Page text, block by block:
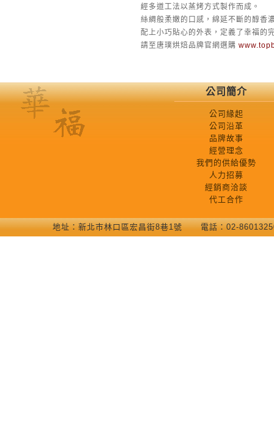
經多道工法以蒸烤方式製作而成。
絲綢般柔嫩的口感，綿延不斷的醇香
配上小巧貼心的外表，定義了幸福的
請至唐璞烘焙品牌官網選購
公司簡介
公司緣起
公司沿革
品牌故事
經營理念
我們的供給優勢
人力招募
經銷商洽談
代工合作
地址：新北巿林口區宏昌街8巷1號 電話：02-